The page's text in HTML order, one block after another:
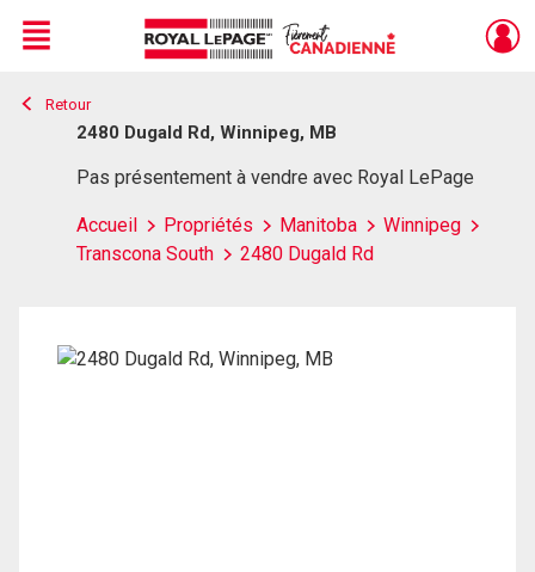
Live
En Direct
Menu
Retour
2480 Dugald Rd, Winnipeg, MB
Pas présentement à vendre avec Royal LePage
Accueil Propriétés Manitoba
Winnipeg
Transcona South
2480 Dugald Rd